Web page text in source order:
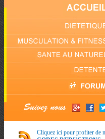
Cliquez ici pour profiter de